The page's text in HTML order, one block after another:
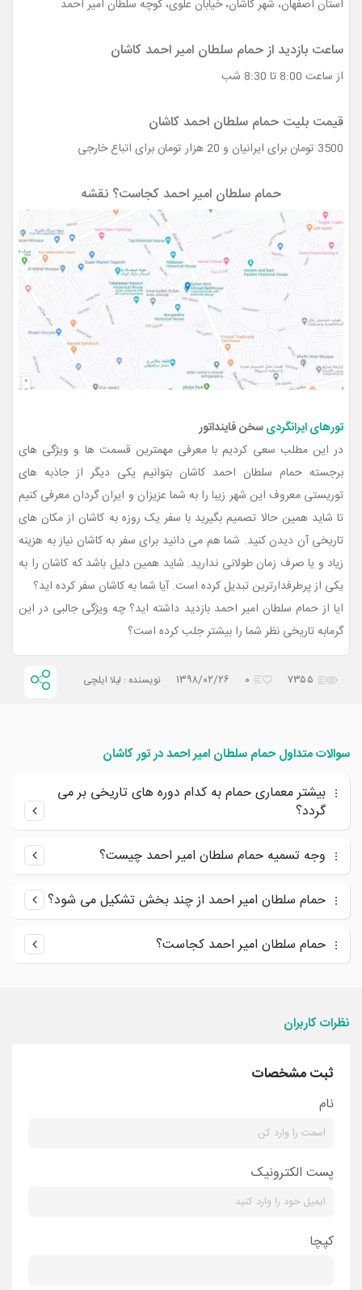
استان اصفهان، شهر کاشان، خیابان علوی، کوچه سلطان امیر احمد
ساعت بازدید از حمام سلطان امیر احمد کاشان
از ساعت 8:00 تا 8:30 شب
قیمت بلیت حمام سلطان احمد کاشان
3500 تومان برای ایرانیان و 20 هزار تومان برای اتباع خارجی
حمام سلطان امیر احمد کجاست؟ نقشه
تورهای ایرانگردیسخن فاینداتور
در این مطلب سعی کردیم با معرفی مهمترین قسمت ها و ویژگی های
برجسته حمام سلطان احمد کاشان بتوانیم یکی دیگر از جاذبه های
توریستی معروف این شهر زیبا را به شما عزیزان و ایران گردان معرفی کنیم
تا شاید همین حالا تصمیم بگیرید با سفر یک روزه به کاشان از مکان های
تاریخی آن دیدن کنید. شما هم می دانید برای سفر به کاشان نیاز به هزینه
زیاد و یا صرف زمان طولانی ندارید. شاید همین دلیل باشد که کاشان را به
یکی از پرطرفدارترین تبدیل کرده است. آیا شما به کاشان سفر کرده اید؟
ایا از حمام سلطان امیر احمد بازدید داشته اید؟ چه ویژگی جالبی در این
گرمابه تاریخی نظر شما را بیشتر جلب کرده است؟
۷۳۵۵ ۰ ۱۳۹۸/۰۲/۲۶ نویسنده : لیلا ایلچی
سوالات متداول حمام سلطان امیر احمد در تور کاشان
بیشتر معماری حمام به کدام دوره های تاریخی بر می
گردد؟
وجه تسمیه حمام سلطان امیر احمد چیست؟
حمام سلطان امیر احمد از چند بخش تشکیل می شود؟
حمام سلطان امیر احمد کجاست؟
نظرات کاربران
ثبت مشخصات
نام
پست الکترونیک
کپچا